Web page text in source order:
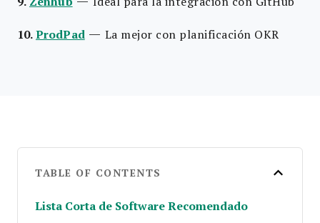
10.ProdPad — La mejor con planificación OKR
TABLE OF CONTENTS
Lista Corta de Software Recomendado